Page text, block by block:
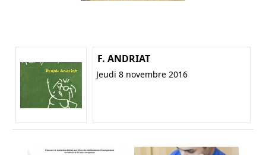
F. ANDRIAT
Jeudi 8 novembre 2016